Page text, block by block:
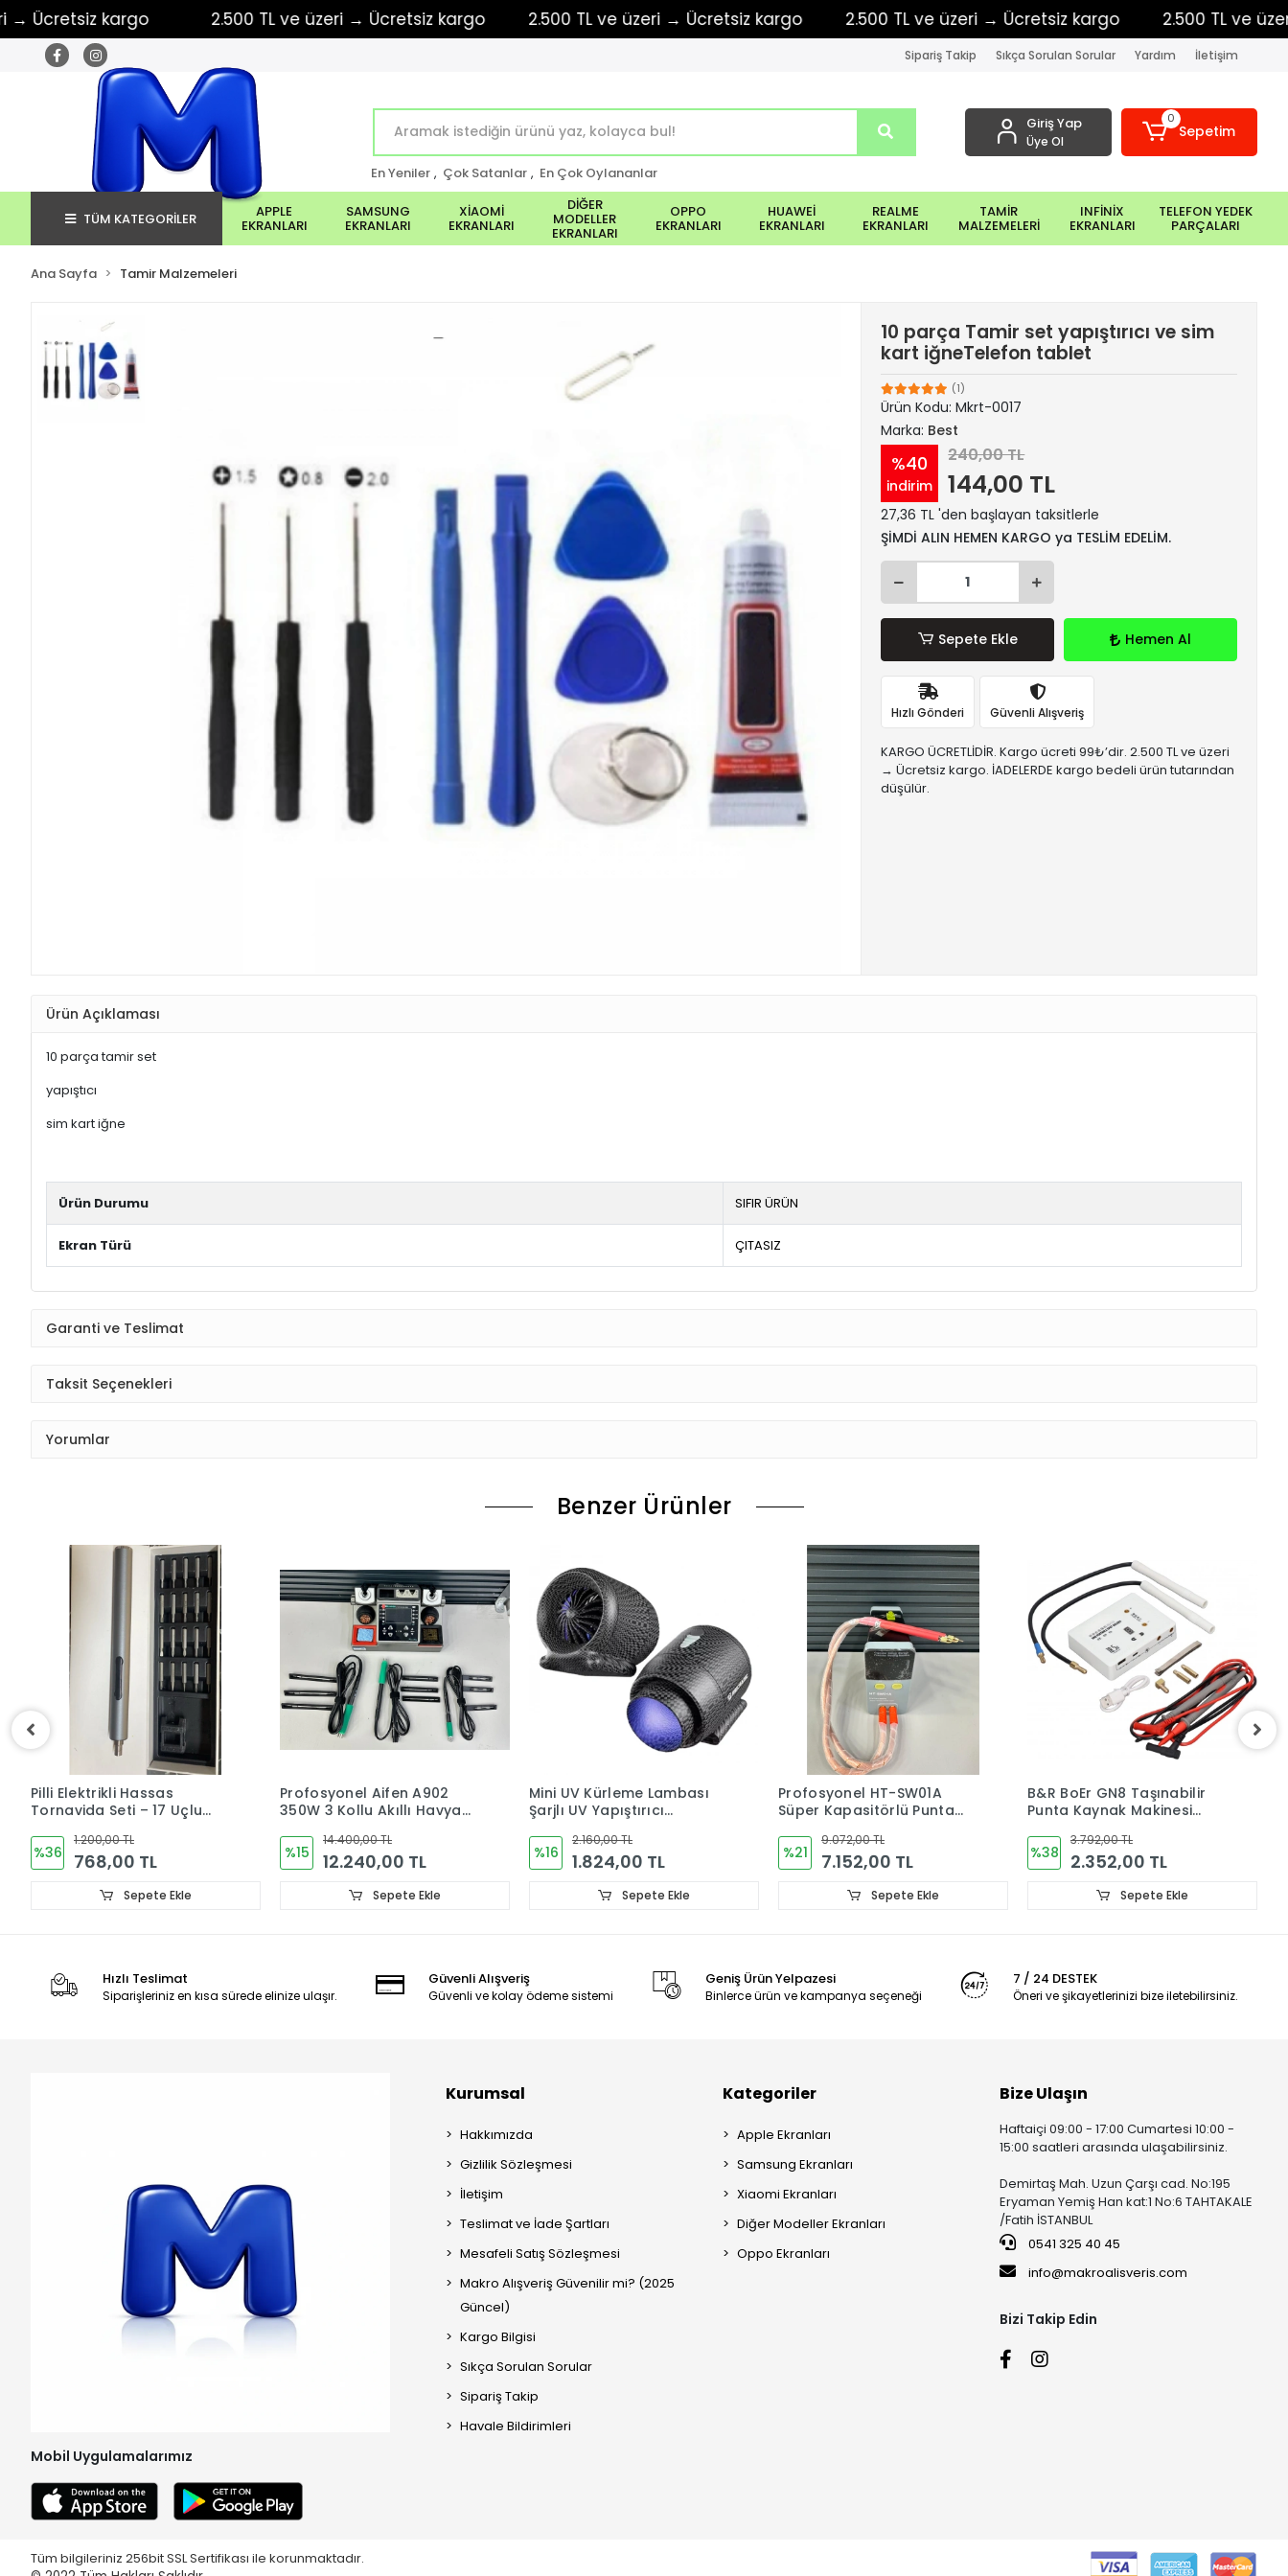
kargo 2.500 TL ve üzeri → Ücretsiz kargo 2.500 TL ve üzeri → Ücretsiz kargo 2.500 TL ve üzeri → Ücretsiz kargo 2.500 TL ve üzeri
Sipariş Takip Sıkça Sorulan Sorular Yardım İletişim
En Yeniler , Çok Satanlar , En Çok Oylananlar
Giriş Yap
Üye Ol
0
Sepetim
TÜM KATEGORİLER APPLE
EKRANLARI
SAMSUNG
EKRANLARI
XİAOMİ
EKRANLARI
DİĞER
MODELLER
EKRANLARI
OPPO
EKRANLARI
HUAWEİ
EKRANLARI
REALME
EKRANLARI
TAMİR
MALZEMELERİ
INFİNİX
EKRANLARI
TELEFON YEDEK
PARÇALARI
Ana Sayfa Tamir Malzemeleri
10 parça Tamir set yapıştırıcı ve sim
kart iğneTelefon tablet
(1)
Ürün Kodu:Mkrt-0017
Marka: Best
%40
indirim
240,00 TL
144,00 TL
27,36 TL 'den başlayan taksitlerle
ŞİMDİ ALIN HEMEN KARGO ya TESLİM EDELİM.
Sepete Ekle Hemen Al
Hızlı Gönderi Güvenli Alışveriş
KARGO ÜCRETLİDİR. Kargo ücreti 99₺’dir. 2.500 TL ve üzeri
→ Ücretsiz kargo. İADELERDE kargo bedeli ürün tutarından
düşülür.
Ürün Açıklaması
10 parça tamir set
yapıştıcı
sim kart iğne
Ürün Durumu SIFIR ÜRÜN
Ekran Türü ÇITASIZ
Garanti ve Teslimat
Taksit Seçenekleri
Yorumlar
Benzer Ürünler
Pilli Elektrikli Hassas
Tornavida Seti – 17 Uçlu
%36
1.200,00 TL
768,00 TL
Sepete Ekle
Profosyonel Aifen A902
350W 3 Kollu Akıllı Havya
210/C-245/C-470)X2
%15
14.400,00 TL
12.240,00 TL
Sepete Ekle
Mini UV Kürleme Lambası
Şarjlı UV Yapıştırıcı
%16
2.160,00 TL
1.824,00 TL
Sepete Ekle
Profosyonel HT-SW01A
Süper Kapasitörlü Punta
ve Güçlü Batarya Kaynağı
%21
9.072,00 TL
7.152,00 TL
Sepete Ekle
B&R BoEr GN8 Taşınabilir
Punta Kaynak Makinesi
%38
3.792,00 TL
2.352,00 TL
Sepete Ekle
Hızlı Teslimat
Siparişleriniz en kısa sürede elinize ulaşır.
Güvenli Alışveriş
Güvenli ve kolay ödeme sistemi
Geniş Ürün Yelpazesi
Binlerce ürün ve kampanya seçeneği
7 / 24 DESTEK
Öneri ve şikayetlerinizi bize iletebilirsiniz.
Mobil Uygulamalarımız
Kurumsal
Hakkımızda
Gizlilik Sözleşmesi
İletişim
Teslimat ve İade Şartları
Mesafeli Satış Sözleşmesi
Makro Alışveriş Güvenilir mi? (2025
Güncel)
Kargo Bilgisi
Sıkça Sorulan Sorular
Sipariş Takip
Havale Bildirimleri
Kategoriler
Apple Ekranları
Samsung Ekranları
Xiaomi Ekranları
Diğer Modeller Ekranları
Oppo Ekranları
Bize Ulaşın
Haftaiçi 09:00 - 17:00 Cumartesi 10:00 -
15:00 saatleri arasında ulaşabilirsiniz.
Demirtaş Mah. Uzun Çarşı cad. No:195
Eryaman Yemiş Han kat:1 No:6 TAHTAKALE
/Fatih İSTANBUL
0541 325 40 45
info@makroalisveris.com
Bizi Takip Edin
Tüm bilgileriniz 256bit SSL Sertifikası ile korunmaktadır.